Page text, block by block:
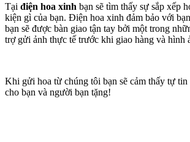
Tại điện hoa xinh bạn sẽ tìm thấy sự sắp xếp
kiện gì của bạn. Điện hoa xinh đảm bảo với
bạn sẽ được bàn giao tận tay bởi một trong
trợ gửi ảnh thực tế trước khi giao hàng và hình
Khi gửi hoa từ chúng tôi bạn sẽ cảm thấy tự
cho bạn và người bạn tặng!